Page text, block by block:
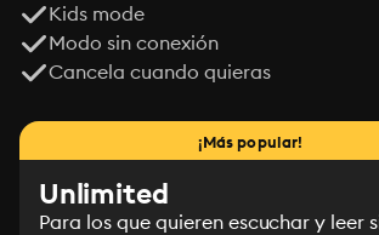
Kids mode
Modo sin conexión
Cancela cuando quieras
¡Más popular!
Unlimited
Para los que quieren escuchar y leer